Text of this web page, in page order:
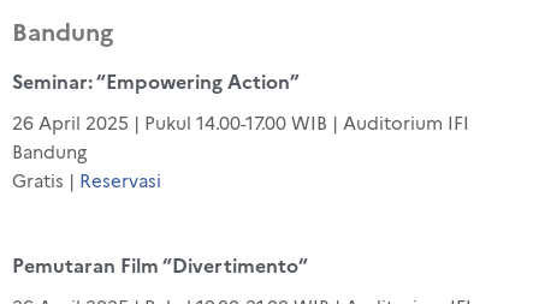
Bandung
Seminar: “Empowering Action”
26 April 2025 | Pukul 14.00-17.00 WIB | Auditorium IFI
Bandung
Gratis | Reservasi
Pemutaran Film “Divertimento“